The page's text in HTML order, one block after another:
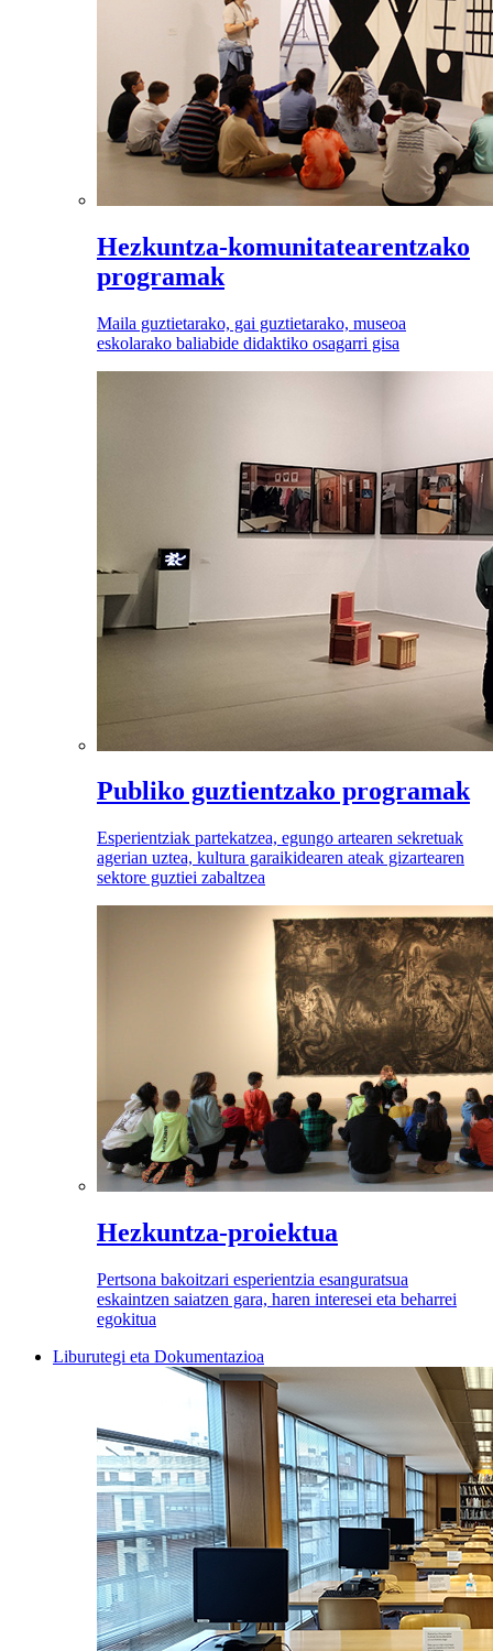
Hezkuntza-komunitatearentzako
programak
Maila guztietarako, gai guztietarako, museoa
eskolarako baliabide didaktiko osagarri gisa
Publiko guztientzako programak
Esperientziak partekatzea, egungo artearen sekretuak
agerian uztea, kultura garaikidearen ateak gizartearen
sektore guztiei zabaltzea
Hezkuntza-proiektua
Pertsona bakoitzari esperientzia esanguratsua
eskaintzen saiatzen gara, haren interesei eta beharrei
egokitua
Liburutegi eta Dokumentazioa